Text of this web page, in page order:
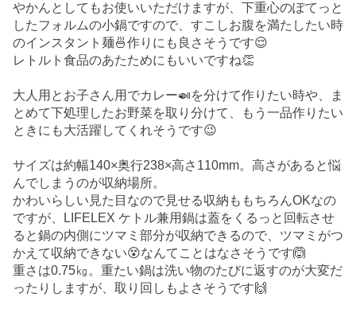
やかんとしてもお使いいただけますが、下重心のぽてっと
したフォルムの小鍋ですので、すこしお腹を満たしたい時
のインスタント麺🍜作りにも良さそうです😌
レトルト食品のあたためにもいいですね👏
大人用とお子さん用でカレー🍛を分けて作りたい時や、ま
とめて下処理したお野菜を取り分けて、もう一品作りたい
ときにも大活躍してくれそうです😉
サイズは約幅140×奥行238×高さ110mm。高さがあると悩
んでしまうのが収納場所。
かわいらしい見た目なので見せる収納ももちろんOKなの
ですが、LIFELEX ケトル兼用鍋は蓋をくるっと回転させ
ると鍋の内側にツマミ部分が収納できるので、ツマミがつ
かえて収納できない😵なんてことはなさそうです🙆
重さは0.75㎏。重たい鍋は洗い物のたびに返すのが大変だ
ったりしますが、取り回しもよさそうです🙌